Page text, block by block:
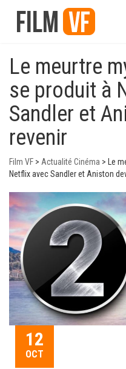
Le meurtre
se produit à
Sandler et
revenir
Film VF > Actualité Cinéma >
Le
Netflix avec Sandler et Aniston
12
OCT